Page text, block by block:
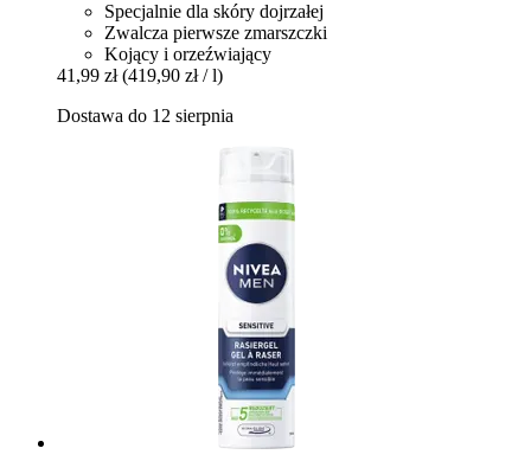
Specjalnie dla skóry dojrzałej
Zwalcza pierwsze zmarszczki
Kojący i orzeźwiający
41,99 zł (419,90 zł / l)
Dostawa do 12 sierpnia